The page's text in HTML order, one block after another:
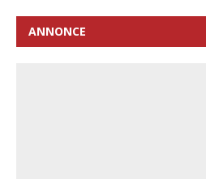
ANNONCE